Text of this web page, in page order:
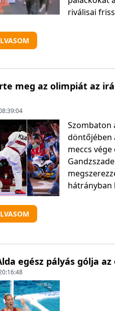
riválisai
meg az olimpiát az
Szombaton
döntőjében
meccs
hátrányban
egész pályás gólja